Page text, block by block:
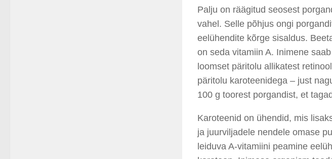
Palju on räägitud seosest
vahel. Selle põhjus ongi
eelühendite kõrge sisaldus.
on seda vitamiin A. Inimene
loomset päritolu allikatest
päritolu karoteenidega – just
100 g toorest porgandist, et
Karoteenid on ühendid, mis
ja juurviljadele nendele omase
leiduva A-vitamiini peamine